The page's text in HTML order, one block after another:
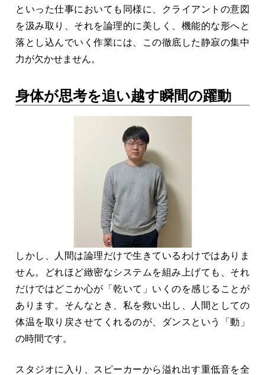
といった仕事においても同様に、クライアントの意図
を汲み取り、それを論理的に美しく、機能的な形へと
落とし込んでいく作業には、この徹底した静寂の集中
力が欠かせません。
身体が思考を追い越す瞬間の躍動
しかし、人間は論理だけで生きているわけではありま
せん。どれほど緻密なシステムを組み上げても、それ
だけではどこか心が「乾いて」いくのを感じることが
あります。そんなとき、私を救い出し、人間としての
体温を取り戻させてくれるのが、ダンスという「動」
の時間です。
スタジオに入り、スピーカーから溢れ出す重低音を全